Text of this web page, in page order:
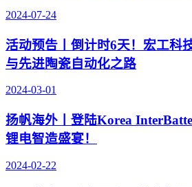
2024-07-24
活动预告丨倒计时6天！宏工科
与先进陶瓷自动化之路
2024-03-01
扬帆海外丨登陆Korea
锂电智造盛宴！
2024-02-22